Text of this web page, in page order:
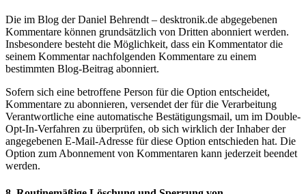
Die im Blog der Daniel Behrendt – desktronik.de abgegebenen
Kommentare können grundsätzlich von Dritten abonniert werden.
Insbesondere besteht die Möglichkeit, dass ein Kommentator die
seinem Kommentar nachfolgenden Kommentare zu einem
bestimmten Blog-Beitrag abonniert.
Sofern sich eine betroffene Person für die Option entscheidet,
Kommentare zu abonnieren, versendet der für die Verarbeitung
Verantwortliche eine automatische Bestätigungsmail, um im Double-
Opt-In-Verfahren zu überprüfen, ob sich wirklich der Inhaber der
angegebenen E-Mail-Adresse für diese Option entschieden hat. Die
Option zum Abonnement von Kommentaren kann jederzeit beendet
werden.